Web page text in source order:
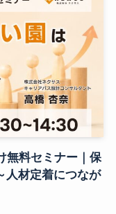
無料セミナー｜保
人材定着につなが